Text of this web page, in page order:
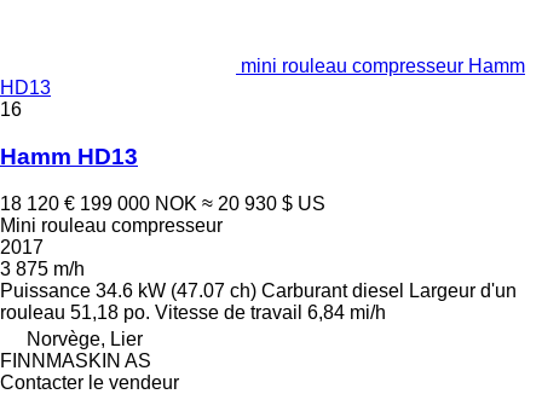
mini rouleau compresseur Hamm
HD13
16
Hamm HD13
18 120 € 199 000 NOK ≈ 20 930 $ US
Mini rouleau compresseur
2017
3 875 m/h
Puissance 34.6 kW (47.07 ch) Carburant diesel
Largeur d'un
rouleau 51,18 po. Vitesse de travail 6,84 mi/h
Norvège, Lier
FINNMASKIN AS
Contacter le vendeur